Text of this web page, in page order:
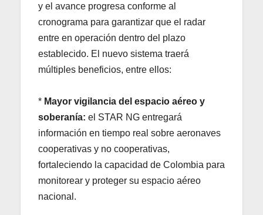
y el avance progresa conforme al
cronograma para garantizar que el radar
entre en operación dentro del plazo
establecido. El nuevo sistema traerá
múltiples beneficios, entre ellos:
* Mayor vigilancia del espacio aéreo y
soberanía: el STAR NG entregará
información en tiempo real sobre aeronaves
cooperativas y no cooperativas,
fortaleciendo la capacidad de Colombia para
monitorear y proteger su espacio aéreo
nacional.